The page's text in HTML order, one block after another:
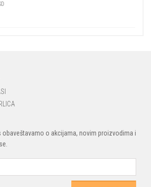
obaveštavamo o akcijama, novim proizvodima i